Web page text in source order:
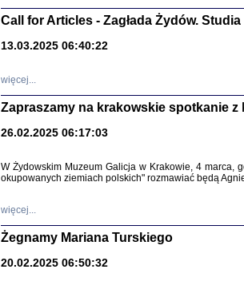
Call for Articles - Zagłada Żydów. Studia
13.03.2025 06:40:22
więcej...
Zapraszamy na krakowskie spotkanie z
26.02.2025 06:17:03
W Żydowskim Muzeum Galicja w Krakowie, 4 marca,
okupowanych ziemiach polskich" rozmawiać będą
więcej...
Żegnamy Mariana Turskiego
20.02.2025 06:50:32